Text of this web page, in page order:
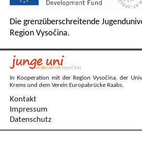
Die grenzüberschreitende
Region Vysočina.
In Kooperation mit der Region Vysočina, der
Krems und dem Verein Europabrücke Raabs.
Kontakt
Impressum
Datenschutz